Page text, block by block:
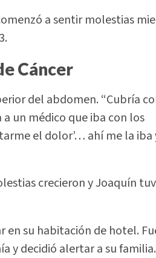
a sentir molestias
Cáncer
del abdomen. “Cubría
un médico que iba con los
el dolor’… ahí me la iba
crecieron y Joaquín
en su habitación de hotel.
y decidió alertar a su familia.